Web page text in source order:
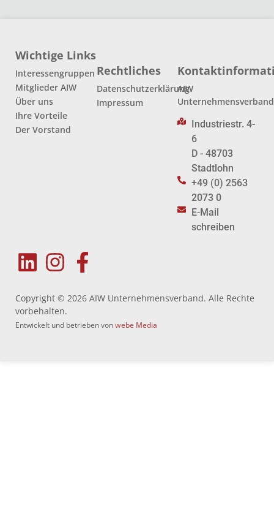
Wichtige Links
Interessengruppen
Mitglieder AIW
Über uns
Ihre Vorteile
Der Vorstand
Rechtliches
Datenschutzerklärung
Impressum
AIW
Unternehmensverband
Industriestr. 4-
6
D - 48703
Stadtlohn
+49 (0) 2563
2073 0
E-Mail
schreiben
Copyright © 2026 AIW Unternehmensverband. Alle Rechte
vorbehalten.
Entwickelt und betrieben vonwebe Media